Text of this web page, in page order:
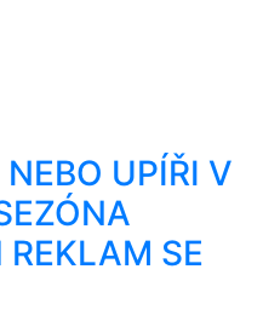
NEBO UPÍŘI V
SE